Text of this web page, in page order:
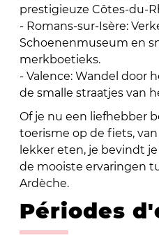
prestigieuze Côtes-du-
- Romans-sur-Isère:
Schoenenmuseum en
merkboetieks.
- Valence: Wandel door
de smalle straatjes van
Of je nu een liefhebber
toerisme op de fiets,
lekker eten, je bevindt
de mooiste ervaringen
Ardèche.
Périodes